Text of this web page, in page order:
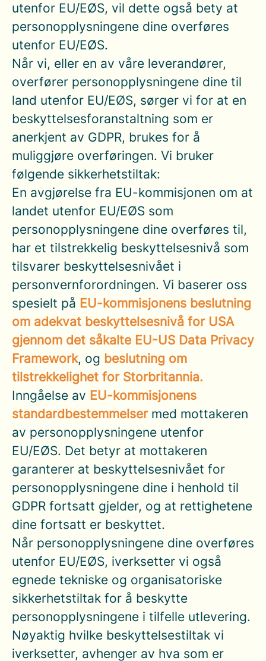
utenfor EU/EØS, vil dette også bety at
personopplysningene dine overføres
utenfor EU/EØS.
Når vi, eller en av våre leverandører,
overfører personopplysningene dine til
land utenfor EU/EØS, sørger vi for at en
beskyttelsesforanstaltning som er
anerkjent av GDPR, brukes for å
muliggjøre overføringen. Vi bruker
følgende sikkerhetstiltak:
En avgjørelse fra EU-kommisjonen om at
landet utenfor EU/EØS som
personopplysningene dine overføres til,
har et tilstrekkelig beskyttelsesnivå som
tilsvarer beskyttelsesnivået i
personvernforordningen. Vi baserer oss
spesielt på EU-kommisjonens beslutning
om adekvat beskyttelsesnivå for USA
gjennom det såkalte EU-US Data Privacy
Framework, og beslutning om
tilstrekkelighet for Storbritannia.
Inngåelse av EU-kommisjonens
standardbestemmelsermed mottakeren
av personopplysningene utenfor
EU/EØS. Det betyr at mottakeren
garanterer at beskyttelsesnivået for
personopplysningene dine i henhold til
GDPR fortsatt gjelder, og at rettighetene
dine fortsatt er beskyttet.
Når personopplysningene dine overføres
utenfor EU/EØS, iverksetter vi også
egnede tekniske og organisatoriske
sikkerhetstiltak for å beskytte
personopplysningene i tilfelle utlevering.
Nøyaktig hvilke beskyttelsestiltak vi
iverksetter, avhenger av hva som er